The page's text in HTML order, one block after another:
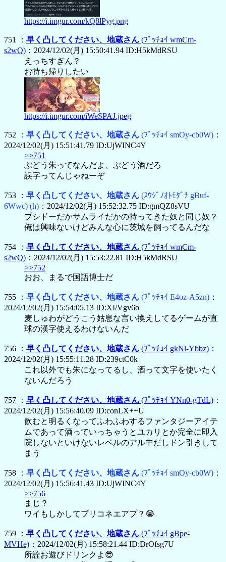
https://i.imgur.com/kQ8lPyg.png
751 ： 早く凸してください、地蔵さん (ﾌﾟｯﾁｮｲ wmCm-
s2wQ) ：2024/12/02(月) 15:50:41.94 ID:H5kMdRSU
えっちすぎん？
お持ち帰りしたい
https://i.imgur.com/iWeSPAJ.jpeg
752 ： 早く凸してください、地蔵さん (ﾌﾟｯﾁｮｲ smOy-cb0W) ：
2024/12/02(月) 15:51:41.79 ID:UjWINC4Y
>>751
ぶどう朱ってなんだよ、ぶどう酒だろ
誤字ってんじゃねーぞ
753 ： 早く凸してください、地蔵さん (ｽｳｼﾞﾉｵﾄﾓﾀﾞﾁ gBuf-
6Wwc) (h) ：2024/12/02(月) 15:52:32.75 ID:gmQZ8sVU
ブシドーだかサムライだかの持ってきた奴と同じ奴？
俺は興味ないけどみんな心に茨城を飼ってるんだな
754 ： 早く凸してください、地蔵さん (ﾌﾟｯﾁｮｲ wmCm-
s2wQ) ：2024/12/02(月) 15:53:22.81 ID:H5kMdRSU
>>752
おお、まるで国語博士だ
755 ： 早く凸してください、地蔵さん (ﾌﾟｯﾁｮｲ E4oz-A5zn) ：
2024/12/02(月) 15:54:05.13 ID:XI/Vgv6o
麦しゅわがどうこう姑息な言い換えしてるゲームが直
球の漢字使えるわけないんだ
756 ： 早く凸してください、地蔵さん (ﾌﾟｯﾁｮｲ gkNl-Ybbz) ：
2024/12/02(月) 15:55:11.28 ID:239ctC0k
これ以外でも朱になってるし、酒って文字を使いたく
ないんだろう
757 ： 早く凸してください、地蔵さん (ﾌﾟｯﾁｮｲ YNn0-gTdL) ：
2024/12/02(月) 15:56:40.09 ID:conLX++U
飲むと明るくなってふわふわするファンタジーアイテ
ムであって酒っていっちゃうとユカリとか完全に即入
院しないといけないレベルのアル中だしドン引きして
まう
758 ： 早く凸してください、地蔵さん (ﾌﾟｯﾁｮｲ smOy-cb0W) ：
2024/12/02(月) 15:56:41.43 ID:UjWINC4Y
>>756
まじ？
ワイもしかしてプリコネエアプ？😭
759 ： 早く凸してください、地蔵さん (ﾌﾟｯﾁｮｲ gBpe-
MVHe) ：2024/12/02(月) 15:58:21.44 ID:DrOfsg7U
所詮お遊びドリンクよ😎